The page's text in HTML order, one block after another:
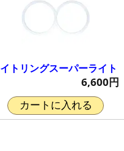
トリングスーパーライト
6,600円
カートに入れる